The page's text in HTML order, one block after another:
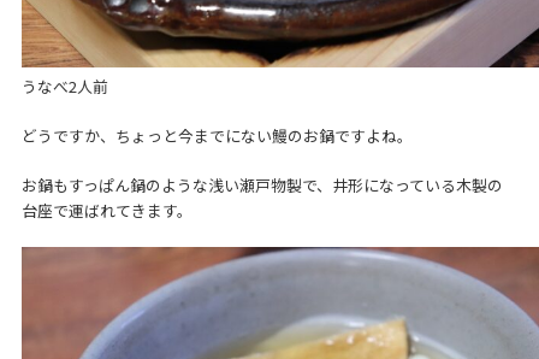
うなべ2人前
どうですか、ちょっと今までにない鰻のお鍋ですよね。
お鍋もすっぱん鍋のような浅い瀬戸物製で、井形になっている木製の
台座で運ばれてきます。